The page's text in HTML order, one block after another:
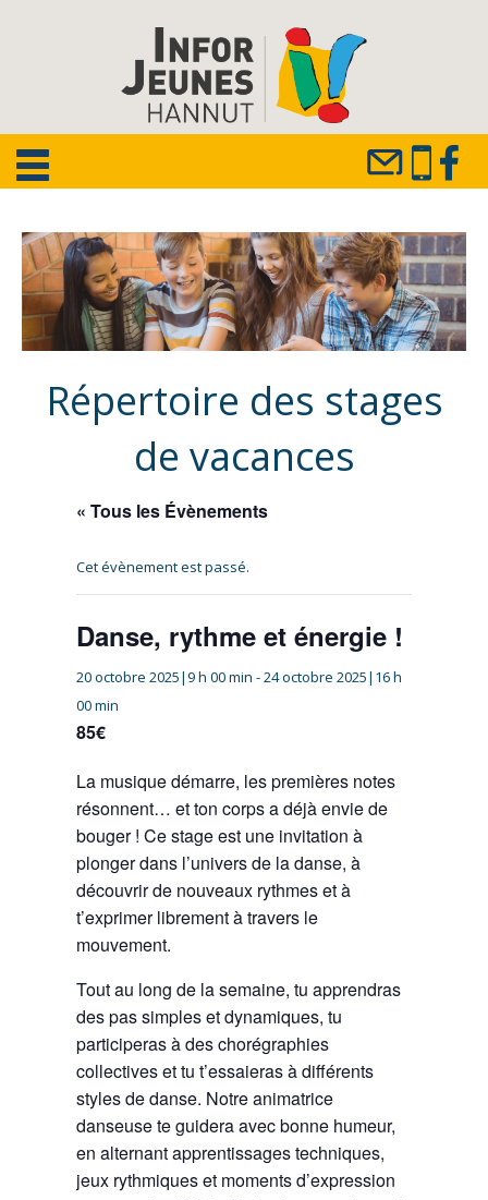
Répertoire des stages
de vacances
« Tous les Évènements
Cet évènement est passé.
Danse, rythme et énergie !
20 octobre 2025|9 h 00 min -24 octobre 2025|16 h
00 min
85€
La musique démarre, les premières notes
résonnent… et ton corps a déjà envie de
bouger ! Ce stage est une invitation à
plonger dans l’univers de la danse, à
découvrir de nouveaux rythmes et à
t’exprimer librement à travers le
mouvement.
Tout au long de la semaine, tu apprendras
des pas simples et dynamiques, tu
participeras à des chorégraphies
collectives et tu t’essaieras à différents
styles de danse. Notre animatrice
danseuse te guidera avec bonne humeur,
en alternant apprentissages techniques,
jeux rythmiques et moments d’expression